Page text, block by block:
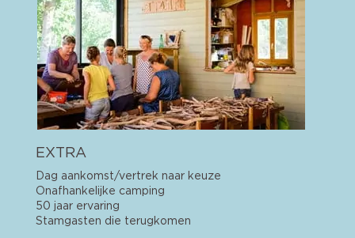
EXTRA
Dag aankomst/vertrek naar keuze
Onafhankelijke camping
50 jaar ervaring
Stamgasten die terugkomen